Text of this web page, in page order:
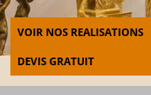
VOIR NOS REALISATIONS
DEVIS GRATUIT